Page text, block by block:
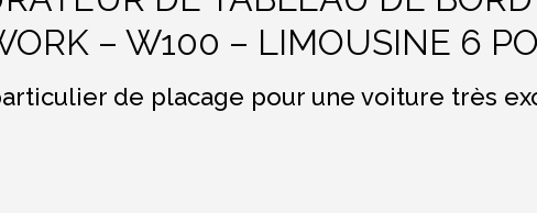
– W100 – LIMOUSINE 6
de placage pour une voiture très